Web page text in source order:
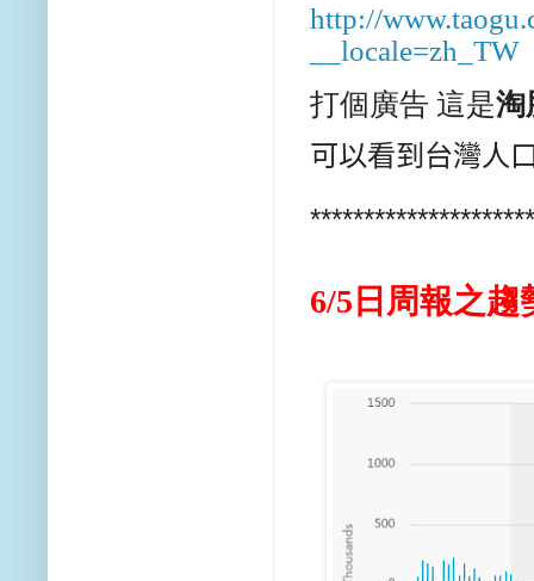
http://
__locale=zh_TW
打個廣告 這是淘
可以看到台灣人
6/5日周報之趨